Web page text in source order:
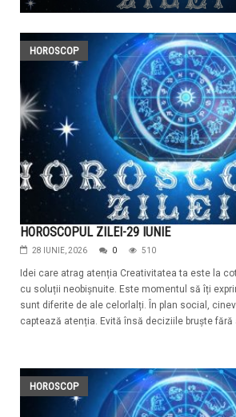
HOROSCOP
HOROSCOPUL ZILEI-29 IUNIE
28 IUNIE, 2026 0 510
Idei care atrag atenția Creativitatea ta este la
cu soluții neobișnuite. Este momentul să îți
sunt diferite de ale celorlalți. În plan social,
captează atenția. Evită însă deciziile bruște fără
HOROSCOP